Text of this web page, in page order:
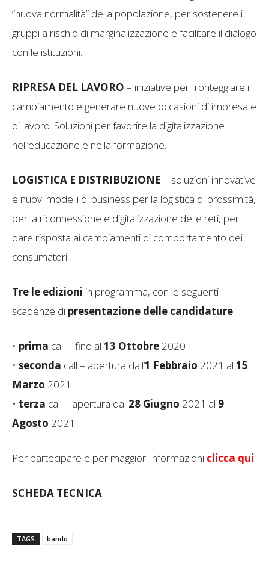
“nuova normalità” della popolazione, per sostenere i
gruppi a rischio di marginalizzazione e facilitare il dialogo
con le istituzioni.
RIPRESA DEL LAVORO – iniziative per fronteggiare il
cambiamento e generare nuove occasioni di impresa e
di lavoro. Soluzioni per favorire la digitalizzazione
nell’educazione e nella formazione.
LOGISTICA E DISTRIBUZIONE – soluzioni innovative
e nuovi modelli di business per la logistica di prossimità,
per la riconnessione e digitalizzazione delle reti, per
dare risposta ai cambiamenti di comportamento dei
consumatori.
Tre le edizioni in programma, con le seguenti
scadenze di presentazione delle candidature:
• prima call – fino al 13 Ottobre 2020
• seconda call – apertura dall’1 Febbraio 2021 al 15
Marzo 2021
• terza call – apertura dal 28 Giugno 2021 al 9
Agosto 2021
Per partecipare e per maggiori informazioni clicca qui
SCHEDA TECNICA
TAGS bando